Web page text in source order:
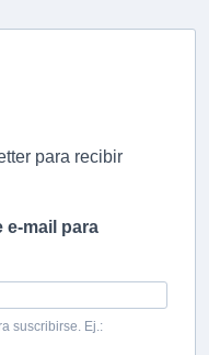
para recibir
e-mail para
suscribirse. Ej.: